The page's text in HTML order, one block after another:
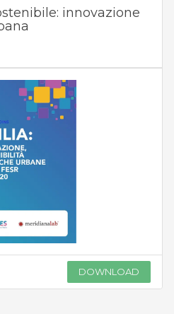
innovazione
DOWNLOAD